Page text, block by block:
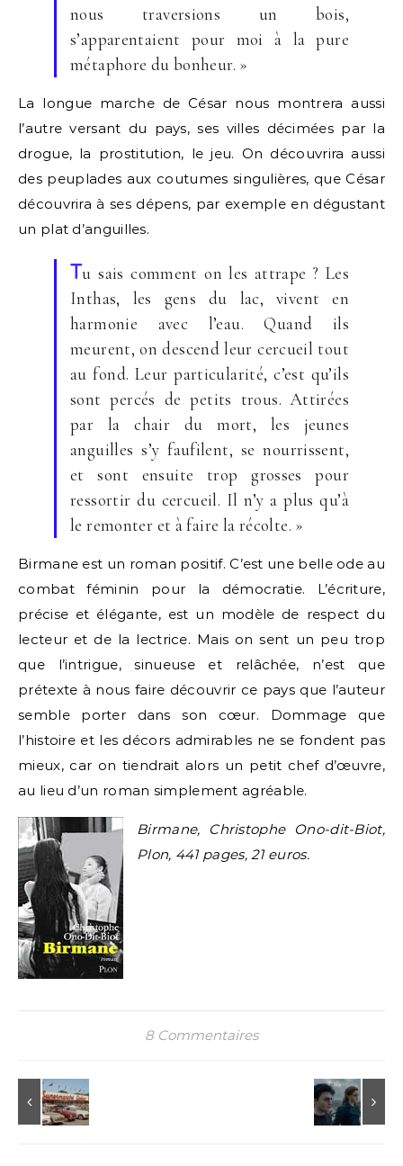
nous traversions un bois,
s’apparentaient pour moi à la pure
métaphore du bonheur. »
La longue marche de César nous montrera aussi
l’autre versant du pays, ses villes décimées par la
drogue, la prostitution, le jeu. On découvrira aussi
des peuplades aux coutumes singulières, que César
découvrira à ses dépens, par exemple en dégustant
un plat d’anguilles.
Tu sais comment on les attrape ? Les
Inthas, les gens du lac, vivent en
harmonie avec l’eau. Quand ils
meurent, on descend leur cercueil tout
au fond. Leur particularité, c’est qu’ils
sont percés de petits trous. Attirées
par la chair du mort, les jeunes
anguilles s’y faufilent, se nourrissent,
et sont ensuite trop grosses pour
ressortir du cercueil. Il n’y a plus qu’à
le remonter et à faire la récolte. »
Birmane est un roman positif. C’est une belle ode au
combat féminin pour la démocratie. L’écriture,
précise et élégante, est un modèle de respect du
lecteur et de la lectrice. Mais on sent un peu trop
que l’intrigue, sinueuse et relâchée, n’est que
prétexte à nous faire découvrir ce pays que l’auteur
semble porter dans son cœur. Dommage que
l’histoire et les décors admirables ne se fondent pas
mieux, car on tiendrait alors un petit chef d’œuvre,
au lieu d’un roman simplement agréable.
Birmane, Christophe Ono-dit-Biot,
Plon, 441 pages, 21 euros.
8 Commentaires